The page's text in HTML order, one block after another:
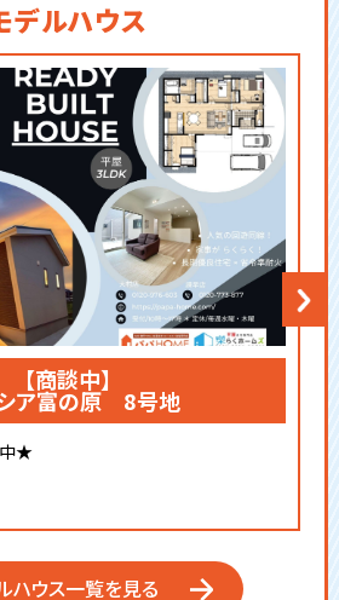
デルハウス
【商談中】
ア富の原 8号地
中★
ハウス一覧を見る